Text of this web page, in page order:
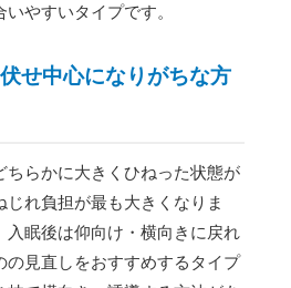
いやすいタイプです。
せ中心になりがちな方
ちらかに大きくひねった状態が
れ負担が最も大きくなりま
入眠後は仰向け・横向きに戻れ
の見直しをおすすめするタイプ